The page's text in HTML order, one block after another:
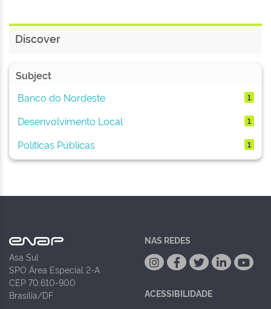
Discover
Subject
Banco do Nordeste
1
Desenvolvimento Local 1
Políticas Públicas 1
Asa Sul
SPO Área Especial 2-A
CEP 70.610-900
Brasília/DF
NAS REDES
ACESSIBILIDADE